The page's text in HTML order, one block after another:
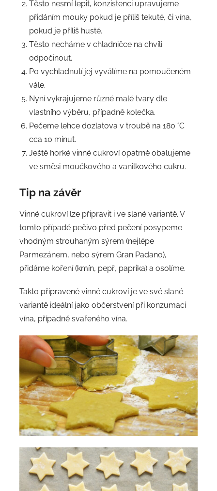
Těsto nesmí lepit, konzistenci upravujeme
přidáním mouky pokud je příliš tekuté, či vína,
pokud je příliš husté.
Těsto necháme v chladničce na chvíli
odpočinout.
Po vychladnutí jej vyválíme na pomoučeném
vále.
Nyní vykrajujeme různé malé tvary dle
vlastního výběru, případně kolečka.
Pečeme lehce dozlatova v troubě na 180 °C
cca 10 minut.
Ještě horké vinné cukroví opatrně obalujeme
ve směsi moučkového a vanilkového cukru.
Tip na závěr
Vinné cukroví lze připravit i ve slané variantě. V
tomto případě pečivo před pečení posypeme
vhodným strouhaným sýrem (nejlépe
Parmezánem, nebo sýrem Gran Padano),
přidáme koření (kmín, pepř, paprika) a osolíme.
Takto připravené vinné cukroví je ve své slané
variantě ideální jako občerstvení při konzumaci
vína, případně svařeného vína.